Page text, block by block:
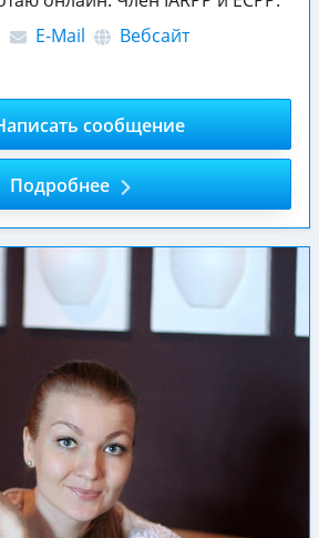
E-Mail Вебсайт
сообщение
Подробнее